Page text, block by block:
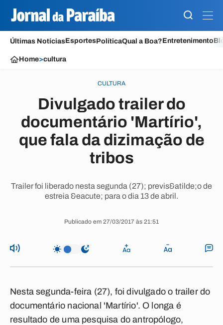
Últimas NotíciasEsportesPolíticaQual a Boa?Entretenimento
Home>cultura
CULTURA
Divulgado trailer do
documentário 'Martírio',
que fala da dizimação de
tribos
Trailer foi liberado nesta segunda (27); previs&atilde;o de
estreia &eacute; para o dia 13 de abril.
Publicado em 27/03/2017 às 21:51
Nesta segunda-feira (27), foi divulgado o trailer do
documentário nacional 'Martírio'. O longa é
resultado de uma pesquisa do antropólogo,